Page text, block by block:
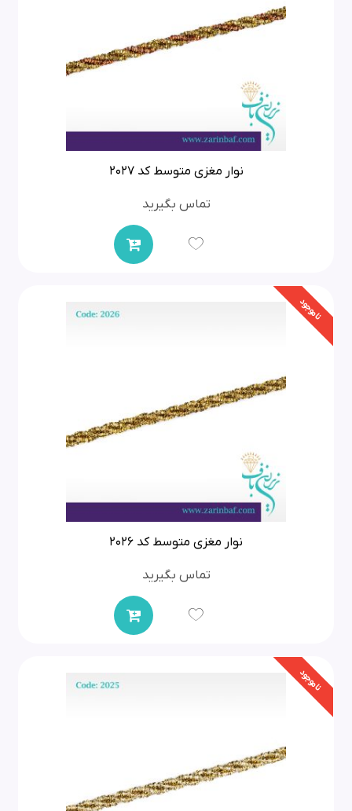
نوار مغزی متوسط کد 2027
تماس بگیرید
ناموجود
نوار مغزی متوسط کد 2026
تماس بگیرید
ناموجود